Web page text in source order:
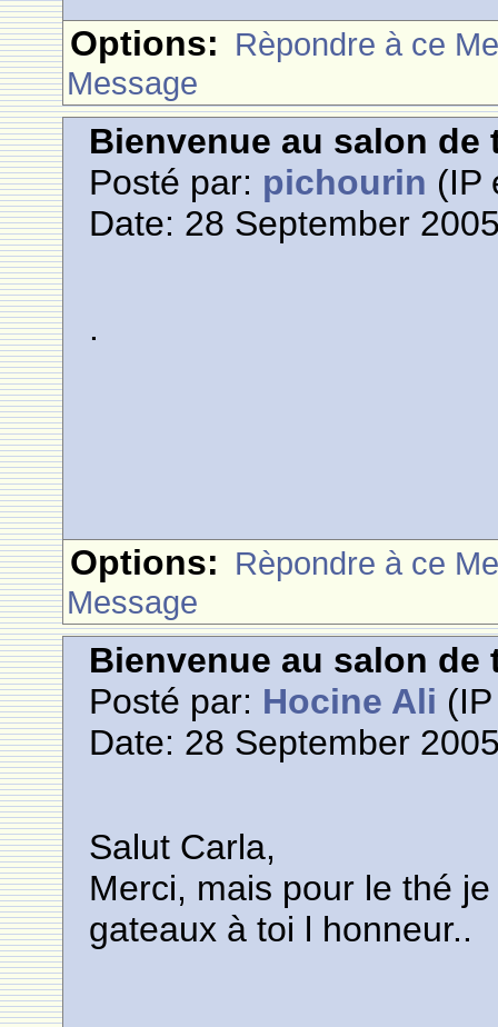
Options: Rèpondre à ce
Message
Bienvenue au salon de
Posté par: pichourin (IP
Date: 28 September
.
Options: Rèpondre à ce
Message
Bienvenue au salon de
Posté par: Hocine Ali
Date: 28 September
Salut Carla,
Merci, mais pour le thé
gateaux à toi l honneur..